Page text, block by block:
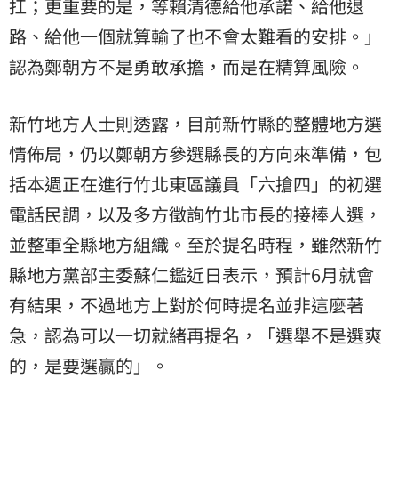
扛；更重要的是，等賴清德給他承諾、給他退
路、給他一個就算輸了也不會太難看的安排。」
認為鄭朝方不是勇敢承擔，而是在精算風險。
新竹地方人士則透露，目前新竹縣的整體地方選
情佈局，仍以鄭朝方參選縣長的方向來準備，包
括本週正在進行竹北東區議員「六搶四」的初選
電話民調，以及多方徵詢竹北市長的接棒人選，
並整軍全縣地方組織。至於提名時程，雖然新竹
縣地方黨部主委蘇仁鑑近日表示，預計6月就會
有結果，不過地方上對於何時提名並非這麼著
急，認為可以一切就緒再提名，「選舉不是選爽
的，是要選贏的」。